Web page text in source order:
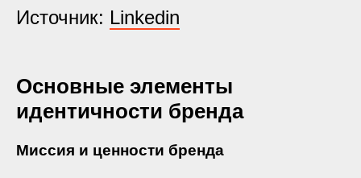
Источник: Linkedin
Основные элементы
идентичности бренда
Миссия и ценности бренда